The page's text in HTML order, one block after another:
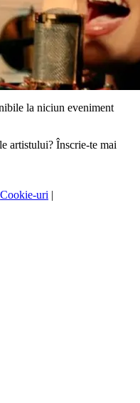
la niciun eveniment
artistului? Înscrie-te mai
Cookie-uri |